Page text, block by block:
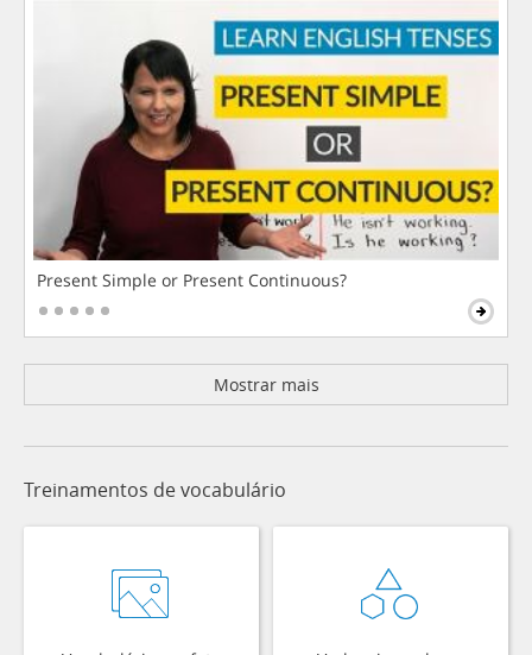
Present Simple or Present Continuous?
Mostrar mais
Treinamentos de vocabulário